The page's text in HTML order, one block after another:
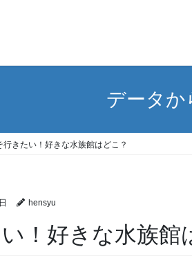
データか
行きたい！好きな水族館はどこ？
hensyu
！好きな水族館